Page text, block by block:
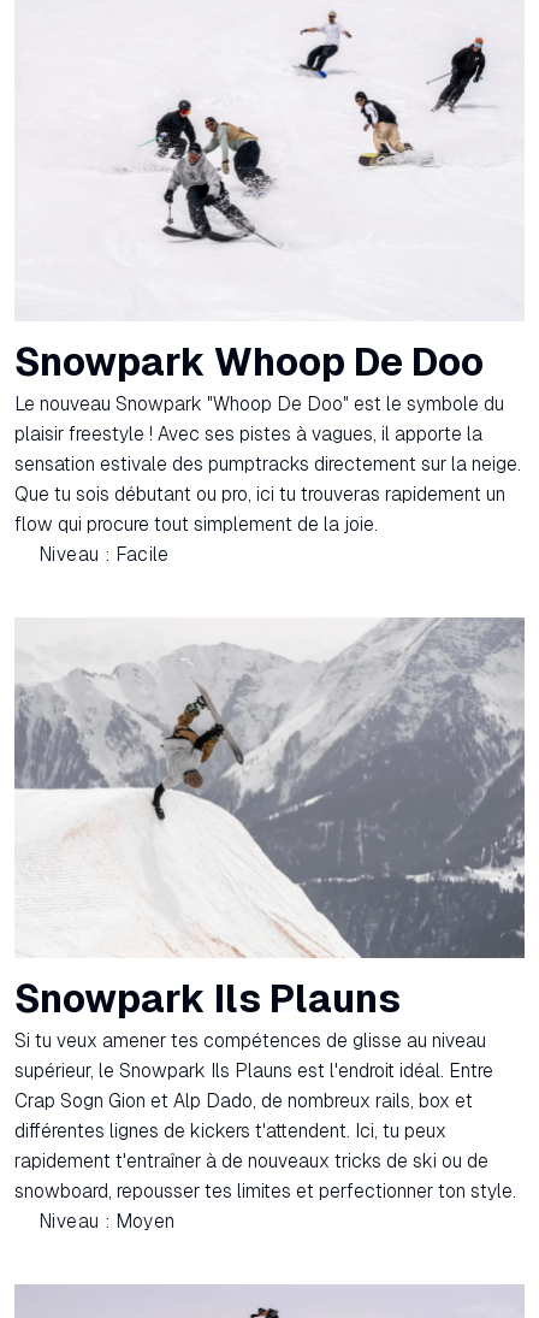
Snowpark Whoop De Doo
Le nouveau Snowpark "Whoop De Doo" est le symbole du
plaisir freestyle ! Avec ses pistes à vagues, il apporte la
sensation estivale des pumptracks directement sur la neige.
Que tu sois débutant ou pro, ici tu trouveras rapidement un
flow qui procure tout simplement de la joie.
Niveau : Facile
Snowpark Ils Plauns
Si tu veux amener tes compétences de glisse au niveau
supérieur, le Snowpark Ils Plauns est l'endroit idéal. Entre
Crap Sogn Gion et Alp Dado, de nombreux rails, box et
différentes lignes de kickers t'attendent. Ici, tu peux
rapidement t'entraîner à de nouveaux tricks de ski ou de
snowboard, repousser tes limites et perfectionner ton style.
Niveau : Moyen